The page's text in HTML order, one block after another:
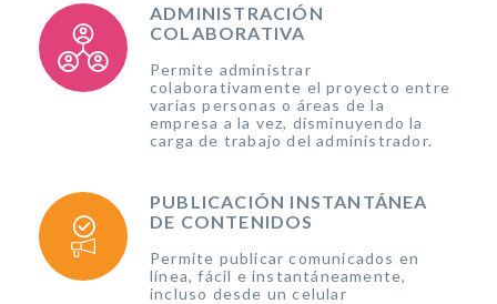
ADMINISTRACIÓN
COLABORATIVA
Permite administrar
colaborativamente el proyecto entre
varias personas o áreas de la
empresa a la vez, disminuyendo la
carga de trabajo del administrador.
PUBLICACIÓN INSTANTÁNEA
DE CONTENIDOS
Permite publicar comunicados en
línea, fácil e instantáneamente,
incluso desde un celular